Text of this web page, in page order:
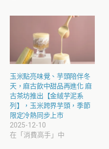
玉米點亮味覺、芋頭陪伴冬
天，麻古飲中甜品再進化 麻
古茶坊推出【金絨芋泥系
列】，玉米跨界芋頭，季節
限定冷熱同步上市
2025-12-10
在「消費高手」中